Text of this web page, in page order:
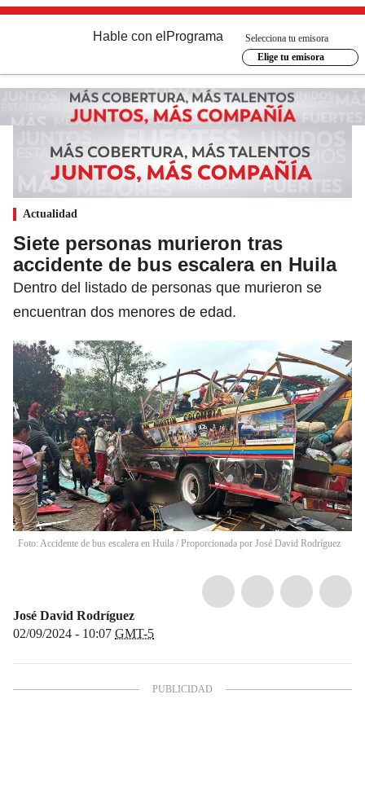
Hable con el Programa
Selecciona tu emisora
Elige tu emisora
Actualidad
Siete personas murieron tras
accidente de bus escalera en Huila
Dentro del listado de personas que murieron se
encuentran dos menores de edad.
Foto: Accidente de bus escalera en Huila / Proporcionada por José David Rodríguez
José David Rodríguez
02/09/2024 - 10:07 GMT-5